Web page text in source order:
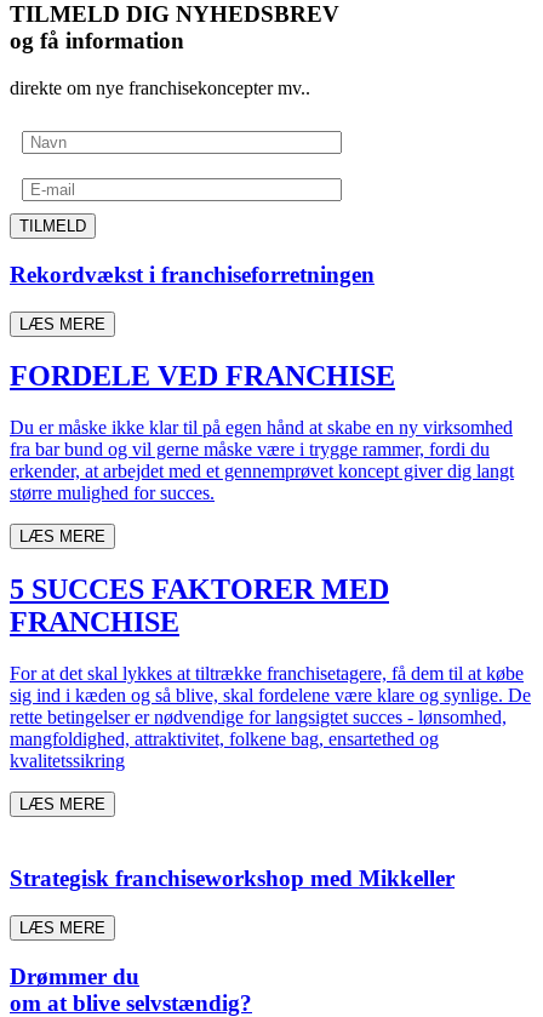
TILMELD DIG NYHEDSBREV
og få information
direkte om nye franchisekoncepter mv..
TILMELD
Rekordvækst i franchiseforretningen
LÆS MERE
FORDELE VED FRANCHISE
Du er måske ikke klar til på egen hånd at skabe en ny virksomhed
fra bar bund og vil gerne måske være i trygge rammer, fordi du
erkender, at arbejdet med et gennemprøvet koncept giver dig langt
større mulighed for succes.
LÆS MERE
5 SUCCES FAKTORER MED
FRANCHISE
For at det skal lykkes at tiltrække franchisetagere, få dem til at købe
sig ind i kæden og så blive, skal fordelene være klare og synlige. De
rette betingelser er nødvendige for langsigtet succes - lønsomhed,
mangfoldighed, attraktivitet, folkene bag, ensartethed og
kvalitetssikring
LÆS MERE
Strategisk franchiseworkshop med Mikkeller
LÆS MERE
Drømmer du
om at blive selvstændig?